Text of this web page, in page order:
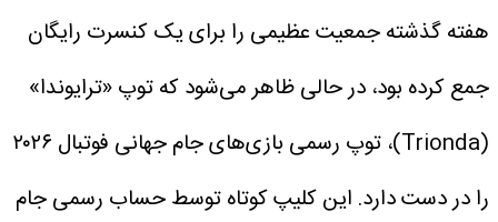
هفته گذشته جمعیت عظیمی را برای یک کنسرت رایگان
جمع کرده بود، در حالی ظاهر می‌شود که توپ «ترایوندا»
(Trionda)، توپ رسمی بازی‌های جام جهانی فوتبال ۲۰۲۶
را در دست دارد. این کلیپ کوتاه توسط حساب رسمی جام